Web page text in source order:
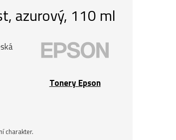
azurový, 110 ml
Tonery Epson
charakter.